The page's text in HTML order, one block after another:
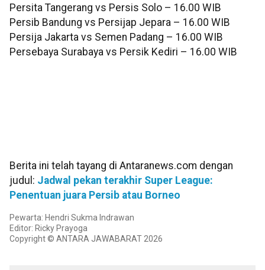
Persita Tangerang vs Persis Solo – 16.00 WIB
Persib Bandung vs Persijap Jepara – 16.00 WIB
Persija Jakarta vs Semen Padang – 16.00 WIB
Persebaya Surabaya vs Persik Kediri – 16.00 WIB
Berita ini telah tayang di Antaranews.com dengan
judul: Jadwal pekan terakhir Super League:
Penentuan juara Persib atau Borneo
Pewarta: Hendri Sukma Indrawan
Editor: Ricky Prayoga
Copyright © ANTARA JAWABARAT 2026